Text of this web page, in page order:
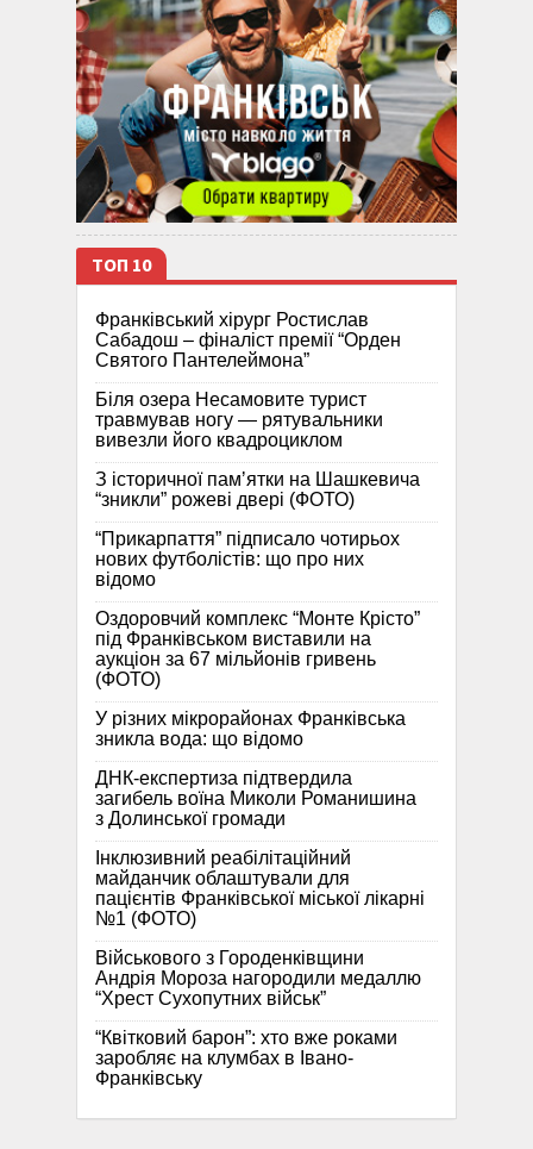
ТОП 10
Франківський хірург Ростислав
Сабадош – фіналіст премії “Орден
Святого Пантелеймона”
Біля озера Несамовите турист
травмував ногу — рятувальники
вивезли його квадроциклом
З історичної памʼятки на Шашкевича
“зникли” рожеві двері (ФОТО)
“Прикарпаття” підписало чотирьох
нових футболістів: що про них
відомо
Оздоровчий комплекс “Монте Крісто”
під Франківськом виставили на
аукціон за 67 мільйонів гривень
(ФОТО)
У різних мікрорайонах Франківська
зникла вода: що відомо
ДНК-експертиза підтвердила
загибель воїна Миколи Романишина
з Долинської громади
Інклюзивний реабілітаційний
майданчик облаштували для
пацієнтів Франківської міської лікарні
№1 (ФОТО)
Військового з Городенківщини
Андрія Мороза нагородили медаллю
“Хрест Сухопутних військ”
“Квітковий барон”: хто вже роками
заробляє на клумбах в Івано-
Франківську